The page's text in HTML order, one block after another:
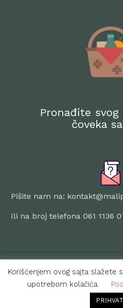
Pronađite svog
čoveka
Pišite nam na:
Ili na broj telefona 061 1136
© 2024 Mali Proizvođači.
PRAVILA O PRIVATNOSTI |
Korišćenjem ovog sajta slažete
upotrebom kolačića.